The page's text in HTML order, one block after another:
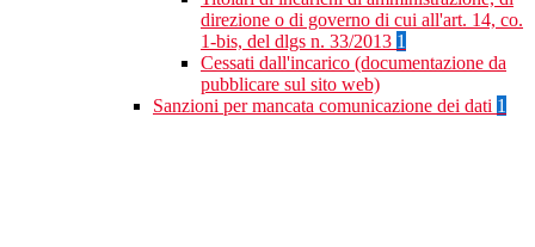
direzione o di governo di cui all'art. 14, co.
1-bis, del dlgs n. 33/2013 1
Cessati dall'incarico (documentazione da
pubblicare sul sito web)
Sanzioni per mancata comunicazione dei dati 1